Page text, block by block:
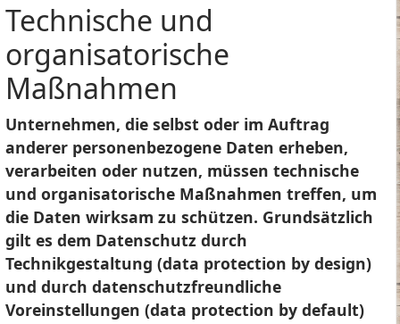
Technische und
organisatorische
Maßnahmen
Unternehmen, die selbst oder im Auftrag
anderer personenbezogene Daten erheben,
verarbeiten oder nutzen, müssen technische
und organisatorische Maßnahmen treffen, um
die Daten wirksam zu schützen. Grundsätzlich
gilt es dem Datenschutz durch
Technikgestaltung (data protection by design)
und durch datenschutzfreundliche
Voreinstellungen (data protection by default)